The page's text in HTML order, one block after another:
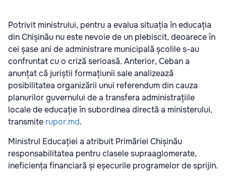
Potrivit ministrului, pentru a evalua situația în educația
din Chișinău nu este nevoie de un plebiscit, deoarece în
cei șase ani de administrare municipală școlile s-au
confruntat cu o criză serioasă. Anterior, Ceban a
anunțat că juriștii formațiunii sale analizează
posibilitatea organizării unui referendum din cauza
planurilor guvernului de a transfera administrațiile
locale de educație în subordinea directă a ministerului,
transmite rupor.md.
Ministrul Educației a atribuit Primăriei Chișinău
responsabilitatea pentru clasele supraaglomerate,
ineficiența financiară și eșecurile programelor de sprijin.